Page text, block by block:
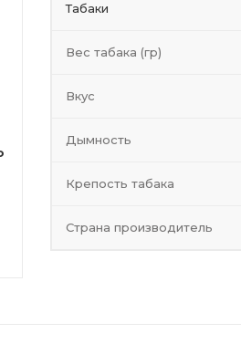
Табаки
Вес табака (гр)
Вкус
Дымность
Крепость табака
Страна производитель